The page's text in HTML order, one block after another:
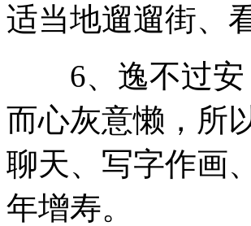
适当地遛遛街、
6、逸不过安
而心灰意懒，所
聊天、写字作画
年增寿。